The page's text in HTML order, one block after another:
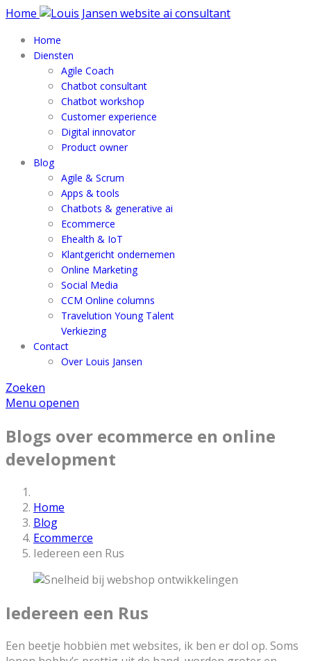
Home
Home
Diensten
Agile Coach
Chatbot consultant
Chatbot workshop
Customer experience
Digital innovator
Product owner
Blog
Agile & Scrum
Apps & tools
Chatbots & generative ai
Ecommerce
Ehealth & IoT
Klantgericht ondernemen
Online Marketing
Social Media
CCM Online columns
Travelution Young Talent
Verkiezing
Contact
Over Louis Jansen
Zoeken
Menu openen
Blogs over ecommerce en online
development
Home
Blog
Ecommerce
Iedereen een Rus
Iedereen een Rus
Een beetje hobbiën met websites, ik ben er dol op. Soms